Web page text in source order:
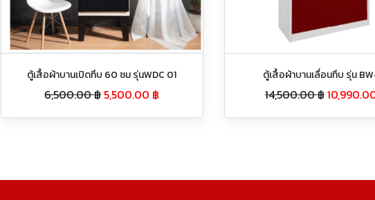
ตู้เสื้อผ้าบานเปิดทึบ 60 ซม รุ่นWDC 01
6,500.00฿5,500.00 ฿
ตู้เสื้อผ้าบานเลื่อนทึบ รุ่น
14,500.00฿